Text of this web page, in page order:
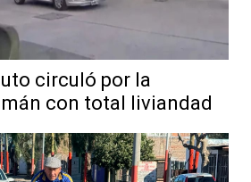
circuló por la
con total liviandad